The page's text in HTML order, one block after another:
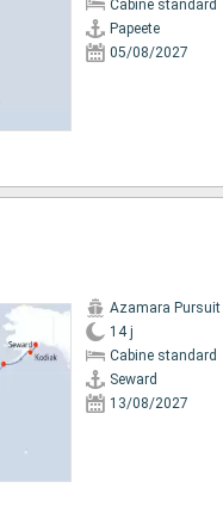
Cabine standard
Papeete
05/08/2027
Azamara Pursuit
14 j
Cabine standard
Seward
13/08/2027